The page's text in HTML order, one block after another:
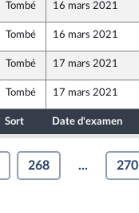
Tombé 16 mars 2021
Tombé 16 mars 2021
Tombé 17 mars 2021
Tombé 17 mars 2021
Sort Date d'examen
268 ... 270